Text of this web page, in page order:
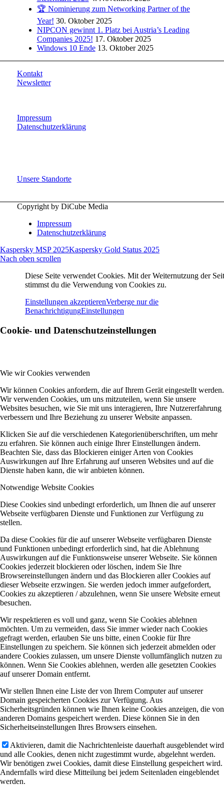
🏆 Nominierung zum Networking Partner of the
Year! 30. Oktober 2025
NIPCON gewinnt 1. Platz bei Austria’s Leading
Companies 2025! 17. Oktober 2025
Windows 10 Ende 13. Oktober 2025
Kontakt
Newsletter
Impressum
Datenschutzerklärung
Unsere Standorte
Copyright by DiCube Media
Impressum
Datenschutzerklärung
Kaspersky MSP 2025Kaspersky Gold Status 2025
Nach oben scrollen
Diese Seite verwendet Cookies. Mit der Weiternutzung der
stimmst du die Verwendung von Cookies zu.
Einstellungen akzeptierenVerberge nur die
BenachrichtigungEinstellungen
Cookie- und Datenschutzeinstellungen
Wie wir Cookies verwenden
Wir können Cookies anfordern, die auf Ihrem Gerät eingestellt werden.
Wir verwenden Cookies, um uns mitzuteilen, wenn Sie unsere
Websites besuchen, wie Sie mit uns interagieren, Ihre Nutzererfahrung
verbessern und Ihre Beziehung zu unserer Website anpassen.
Klicken Sie auf die verschiedenen Kategorienüberschriften, um mehr
zu erfahren. Sie können auch einige Ihrer Einstellungen ändern.
Beachten Sie, dass das Blockieren einiger Arten von Cookies
Auswirkungen auf Ihre Erfahrung auf unseren Websites und auf die
Dienste haben kann, die wir anbieten können.
Notwendige Website Cookies
Diese Cookies sind unbedingt erforderlich, um Ihnen die auf unserer
Webseite verfügbaren Dienste und Funktionen zur Verfügung zu
stellen.
Da diese Cookies für die auf unserer Webseite verfügbaren Dienste
und Funktionen unbedingt erforderlich sind, hat die Ablehnung
Auswirkungen auf die Funktionsweise unserer Webseite. Sie können
Cookies jederzeit blockieren oder löschen, indem Sie Ihre
Browsereinstellungen ändern und das Blockieren aller Cookies auf
dieser Webseite erzwingen. Sie werden jedoch immer aufgefordert,
Cookies zu akzeptieren / abzulehnen, wenn Sie unsere Website erneut
besuchen.
Wir respektieren es voll und ganz, wenn Sie Cookies ablehnen
möchten. Um zu vermeiden, dass Sie immer wieder nach Cookies
gefragt werden, erlauben Sie uns bitte, einen Cookie für Ihre
Einstellungen zu speichern. Sie können sich jederzeit abmelden oder
andere Cookies zulassen, um unsere Dienste vollumfänglich nutzen zu
können. Wenn Sie Cookies ablehnen, werden alle gesetzten Cookies
auf unserer Domain entfernt.
Wir stellen Ihnen eine Liste der von Ihrem Computer auf unserer
Domain gespeicherten Cookies zur Verfügung. Aus
Sicherheitsgründen können wie Ihnen keine Cookies anzeigen, die von
anderen Domains gespeichert werden. Diese können Sie in den
Sicherheitseinstellungen Ihres Browsers einsehen.
Aktivieren, damit die Nachrichtenleiste dauerhaft ausgeblendet wird
und alle Cookies, denen nicht zugestimmt wurde, abgelehnt werden.
Wir benötigen zwei Cookies, damit diese Einstellung gespeichert wird.
Andernfalls wird diese Mitteilung bei jedem Seitenladen eingeblendet
werden.